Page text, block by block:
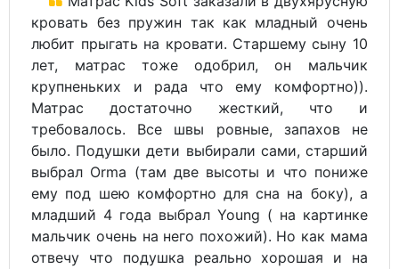
кровать без пружин так как младный очень
любит прыгать на кровати. Старшему сыну 10
лет, матрас тоже одобрил, он мальчик
крупненьких и рада что ему комфортно)).
Матрас достаточно жесткий, что и
требовалось. Все швы ровные, запахов не
было. Подушки дети выбирали сами, старший
выбрал Orma (там две высоты и что пониже
ему под шею комфортно для сна на боку), а
младший 4 года выбрал Young ( на картинке
мальчик очень на него похожий). Но как мама
отвечу что подушка реально хорошая и на